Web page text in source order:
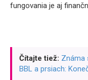
fungovania je aj
Čítajte tiež: Známa
BBL a prsiach: